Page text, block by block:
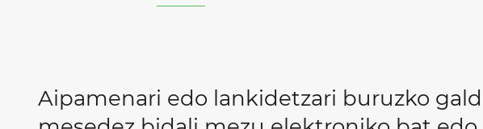
Aipamenari edo lankidetzari buruzko